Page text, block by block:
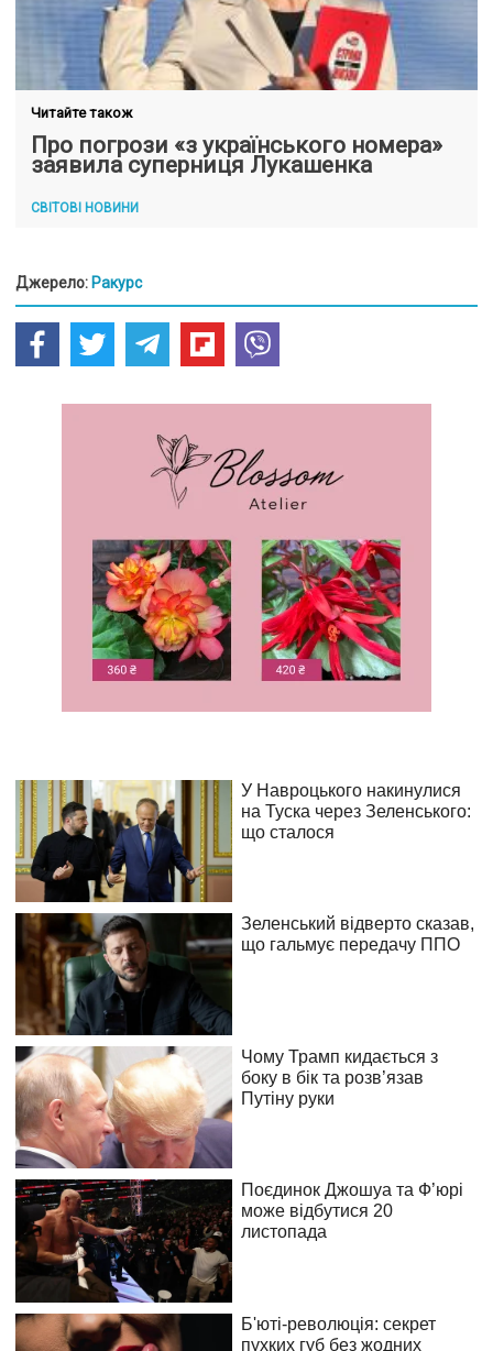
Читайте також
Про погрози «з українського номера»
заявила суперниця Лукашенка
СВІТОВІ НОВИНИ
Джерело: Ракурс